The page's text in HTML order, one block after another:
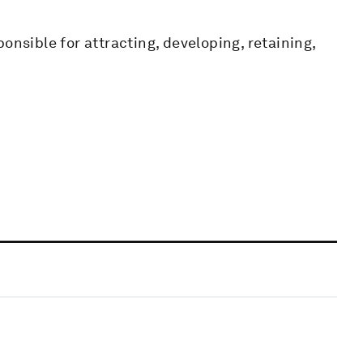
for attracting, developing, retaining,